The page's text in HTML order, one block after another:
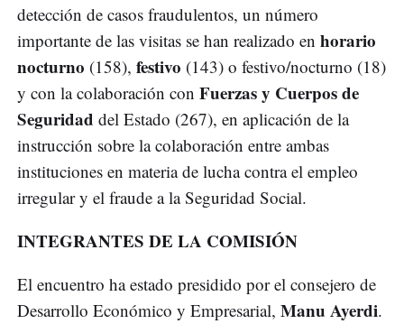
detección de casos fraudulentos, un número
importante de las visitas se han realizado en horario
nocturno (158), festivo (143) o festivo/nocturno (18)
y con la colaboración con Fuerzas y Cuerpos de
Seguridad del Estado (267), en aplicación de la
instrucción sobre la colaboración entre ambas
instituciones en materia de lucha contra el empleo
irregular y el fraude a la Seguridad Social.
INTEGRANTES DE LA COMISIÓN
El encuentro ha estado presidido por el consejero de
Desarrollo Económico y Empresarial, Manu Ayerdi.